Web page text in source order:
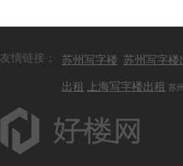
友情链接： 苏州写字楼 苏州写字楼
出租 上海写字楼出租 苏